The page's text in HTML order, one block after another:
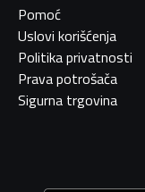
Pomoć
Uslovi korišćenja
Politika privatnosti
Prava potrošača
Sigurna trgovina